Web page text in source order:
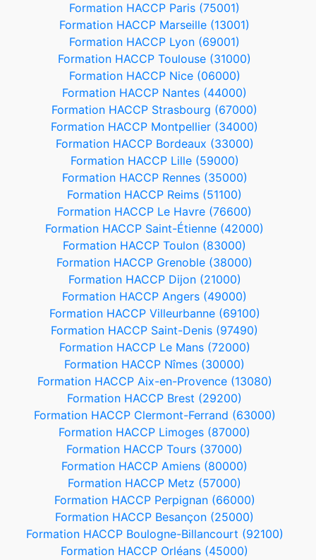
Formation HACCP Paris (75001)
Formation HACCP Marseille (13001)
Formation HACCP Lyon (69001)
Formation HACCP Toulouse (31000)
Formation HACCP Nice (06000)
Formation HACCP Nantes (44000)
Formation HACCP Strasbourg (67000)
Formation HACCP Montpellier (34000)
Formation HACCP Bordeaux (33000)
Formation HACCP Lille (59000)
Formation HACCP Rennes (35000)
Formation HACCP Reims (51100)
Formation HACCP Le Havre (76600)
Formation HACCP Saint-Étienne (42000)
Formation HACCP Toulon (83000)
Formation HACCP Grenoble (38000)
Formation HACCP Dijon (21000)
Formation HACCP Angers (49000)
Formation HACCP Villeurbanne (69100)
Formation HACCP Saint-Denis (97490)
Formation HACCP Le Mans (72000)
Formation HACCP Nîmes (30000)
Formation HACCP Aix-en-Provence (13080)
Formation HACCP Brest (29200)
Formation HACCP Clermont-Ferrand (63000)
Formation HACCP Limoges (87000)
Formation HACCP Tours (37000)
Formation HACCP Amiens (80000)
Formation HACCP Metz (57000)
Formation HACCP Perpignan (66000)
Formation HACCP Besançon (25000)
Formation HACCP Boulogne-Billancourt (92100)
Formation HACCP Orléans (45000)